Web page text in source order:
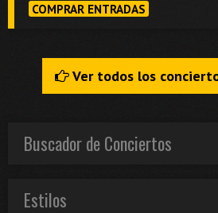
COMPRAR ENTRADAS
Ver todos los
Buscador de Conciertos
Estilos